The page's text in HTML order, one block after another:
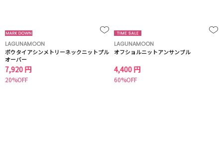
LAGUNAMOON
ボウタイアシンメトリーネックニットプル
オーバー
7,920 円
20%OFF
LAGUNAMOON
オフショルニットアンサンブル
4,400 円
60%OFF